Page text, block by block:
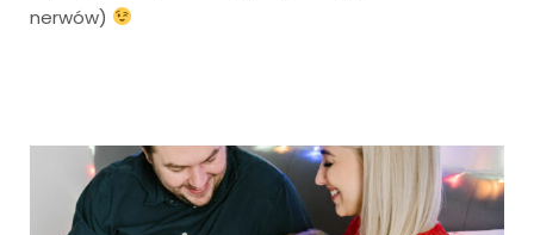
nerwów)